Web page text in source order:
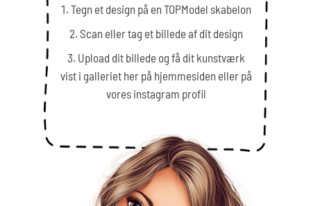
Tegn et design på en TOPModel skabelon
Scan eller tag et billede af dit design
Upload dit billede og få dit kunstværk
vist i galleriet her på hjemmesiden eller på
vores instagram profil